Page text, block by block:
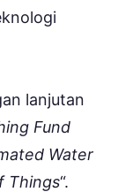
lanjutan
Fund
Water
Things“.